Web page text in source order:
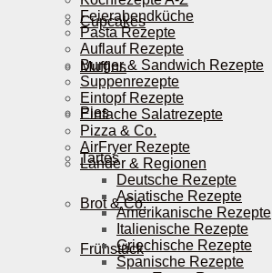
Cupcakes
Muffins
Pies
Tartes
Brot & Co.
Frühstück
Feierabendküche
Pasta Rezepte
Auflauf Rezepte
Burger & Sandwich Rezepte
Suppenrezepte
Eintopf Rezepte
Einfache Salatrezepte
Pizza & Co.
AirFryer Rezepte
Länder & Regionen
Deutsche Rezepte
Asiatische Rezepte
Amerikanische Rezepte
Italienische Rezepte
Griechische Rezepte
Spanische Rezepte